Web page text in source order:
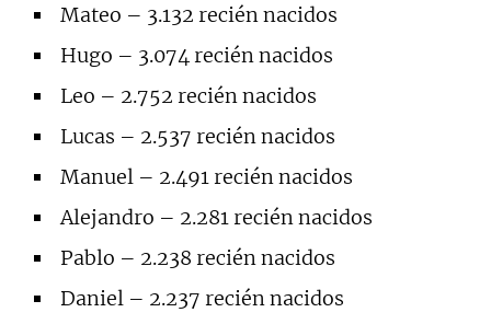
Mateo – 3.132 recién nacidos
Hugo – 3.074 recién nacidos
Leo – 2.752 recién nacidos
Lucas – 2.537 recién nacidos
Manuel – 2.491 recién nacidos
Alejandro – 2.281 recién nacidos
Pablo – 2.238 recién nacidos
Daniel – 2.237 recién nacidos